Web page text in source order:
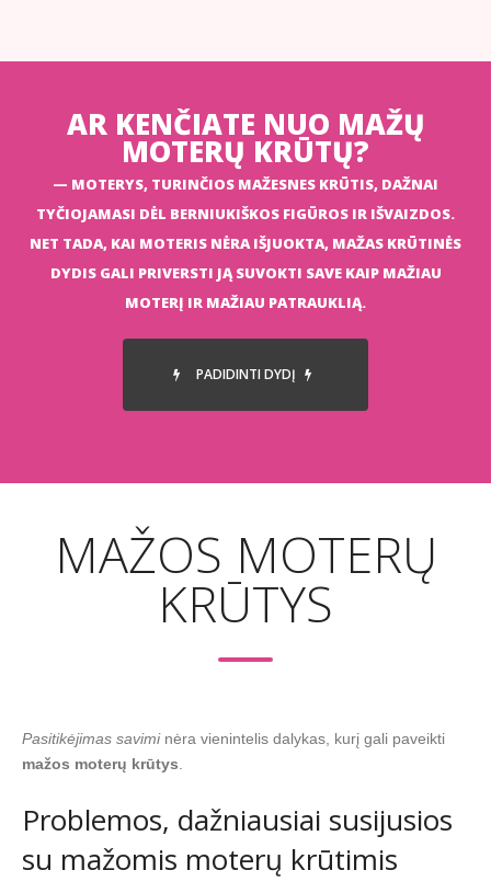
AR KENČIATE NUO MAŽŲ
MOTERŲ KRŪTŲ?
MOTERYS, TURINČIOS MAŽESNES KRŪTIS, DAŽNAI
TYČIOJAMASI DĖL BERNIUKIŠKOS FIGŪROS IR IŠVAIZDOS.
NET TADA, KAI MOTERIS NĖRA IŠJUOKTA, MAŽAS KRŪTINĖS
DYDIS GALI PRIVERSTI JĄ SUVOKTI SAVE KAIP MAŽIAU
MOTERĮ IR MAŽIAU PATRAUKLIĄ.
PADIDINTI DYDĮ
MAŽOS MOTERŲ
KRŪTYS
Pasitikėjimas saviminėra vienintelis dalykas, kurį gali paveikti
mažos moterų krūtys
Problemos, dažniausiai susijusios
su mažomis moterų krūtimis